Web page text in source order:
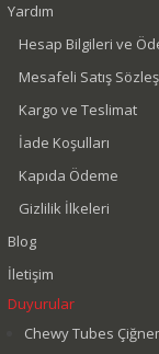
Yardım
Hesap Bilgileri ve
Mesafeli Satış
Kargo ve Teslimat
İade Koşulları
Kapıda Ödeme
Gizlilik İlkeleri
Blog
İletişim
Duyurular
Chewy Tubes